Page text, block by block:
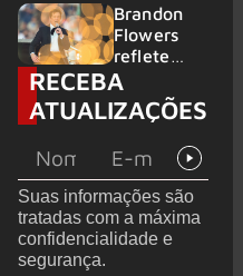
am Ring
2026
membros
do GHOST
e KORN
Brandon
Flowers
reflete
sobre o
futuro e
levanta
de de
deixar os
palcos
RECEBA
ATUALIZAÇÕES
Suas informações são
tratadas com a máxima
confidencialidade e
segurança.